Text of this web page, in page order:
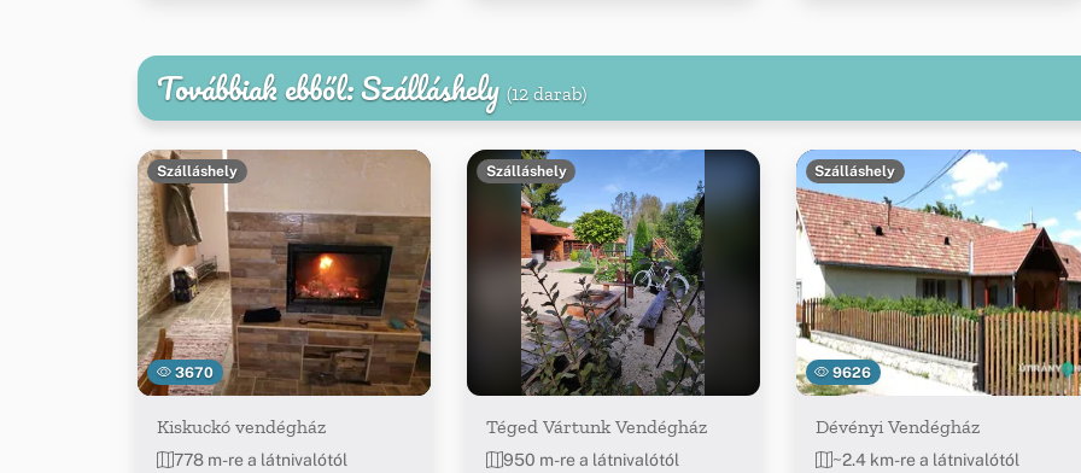
Továbbiak ebből: Szálláshely (12 darab)
3670
Szálláshely
Kiskuckó vendégház
778 m-re a látnivalótól
Szálláshely
Téged Vártunk Vendégház
950 m-re a látnivalótól
9626
Szálláshely
Dévényi Vendégház
~2.4 km-re a látnivalótól